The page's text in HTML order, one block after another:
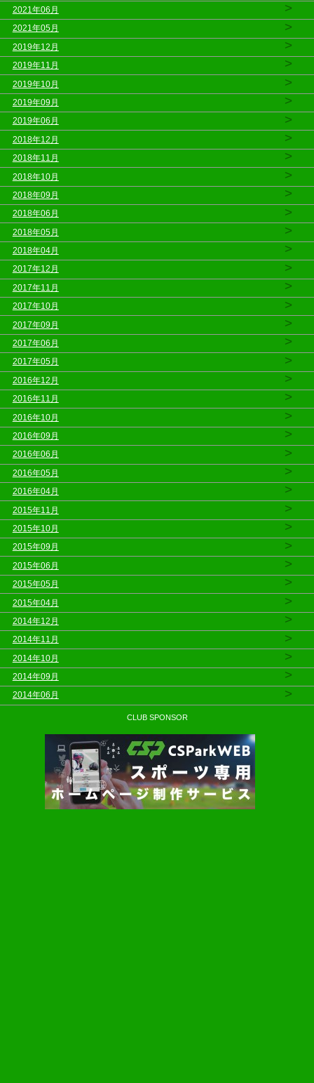
2021年06月 >
2021年05月 >
2019年12月 >
2019年11月 >
2019年10月 >
2019年09月 >
2019年06月 >
2018年12月 >
2018年11月 >
2018年10月 >
2018年09月 >
2018年06月 >
2018年05月 >
2018年04月 >
2017年12月 >
2017年11月 >
2017年10月 >
2017年09月 >
2017年06月 >
2017年05月 >
2016年12月 >
2016年11月 >
2016年10月 >
2016年09月 >
2016年06月 >
2016年05月 >
2016年04月 >
2015年11月 >
2015年10月 >
2015年09月 >
2015年06月 >
2015年05月 >
2015年04月 >
2014年12月 >
2014年11月 >
2014年10月 >
2014年09月 >
2014年06月 >
CLUB SPONSOR